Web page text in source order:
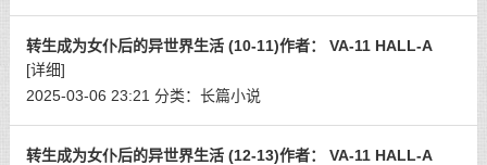
转生成为女仆后的异世界生活 (10-11)作者： VA-11 HALL-A
[详细]
2025-03-06 23:21 分类： 长篇小说
转生成为女仆后的异世界生活 (12-13)作者： VA-11 HALL-A